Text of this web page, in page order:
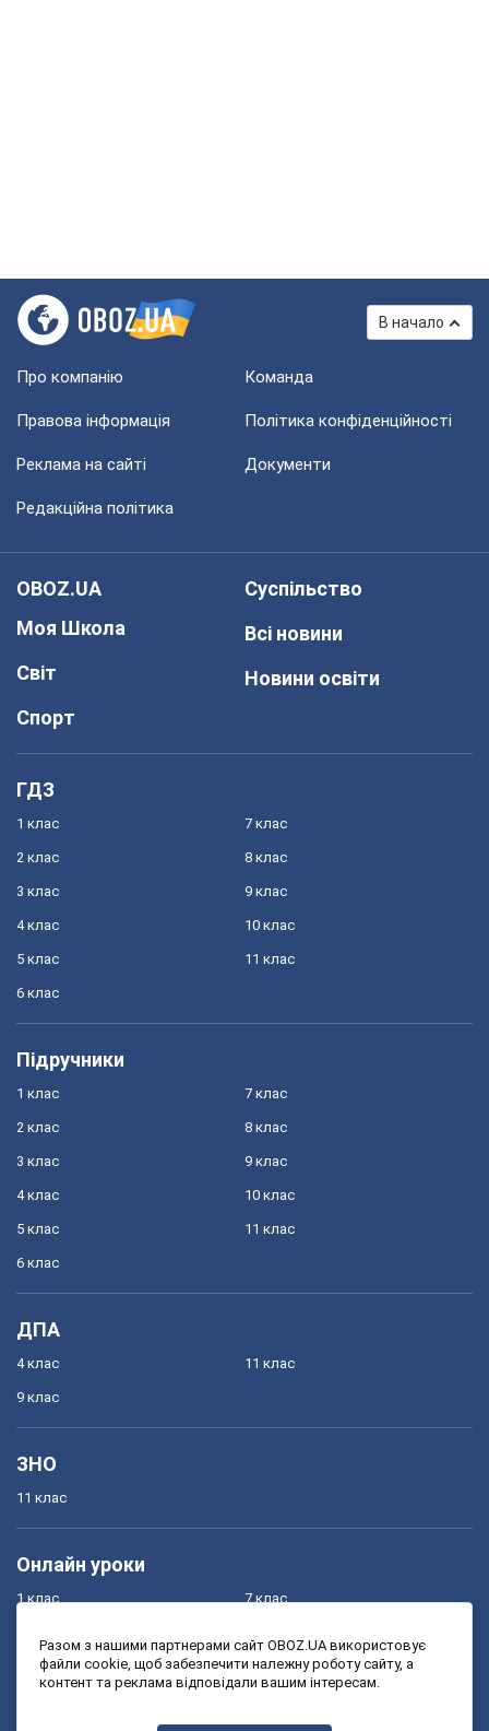
В начало
Про компанію Команда
Правова інформація Політика конфіденційності
Реклама на сайті Документи
Редакційна політика
OBOZ.UA
Моя Школа
Світ
Спорт
Суспільство
Всі новини
Новини освіти
ГДЗ
1 клас
2 клас
3 клас
4 клас
5 клас
6 клас
7 клас
8 клас
9 клас
10 клас
11 клас
Підручники
1 клас
2 клас
3 клас
4 клас
5 клас
6 клас
7 клас
8 клас
9 клас
10 клас
11 клас
ДПА
4 клас
9 клас
11 клас
ЗНО
11 клас
Онлайн уроки
1 клас
3 клас
7 клас
9 клас
Разом з нашими партнерами сайт OBOZ.UA використовує
файли cookie, щоб забезпечити належну роботу сайту, а
контент та реклама відповідали вашим інтересам.